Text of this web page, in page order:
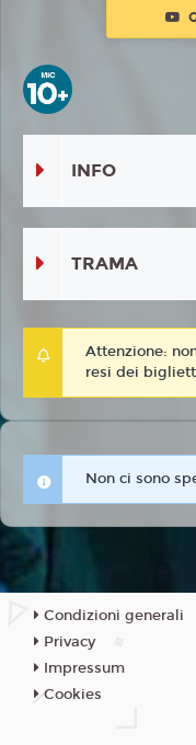
INFO
TRAMA
Attenzione:
resi dei
Non ci sono
Condizioni generali
Privacy
Impressum
Cookies